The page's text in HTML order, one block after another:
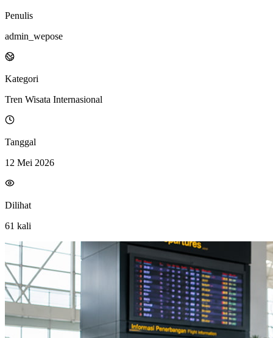
Penulis
admin_wepose
Kategori
Tren Wisata Internasional
Tanggal
12 Mei 2026
Dilihat
61 kali